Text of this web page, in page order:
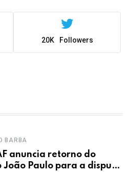
20K Followers
BARBA
anuncia retorno do
João Paulo para a disputa